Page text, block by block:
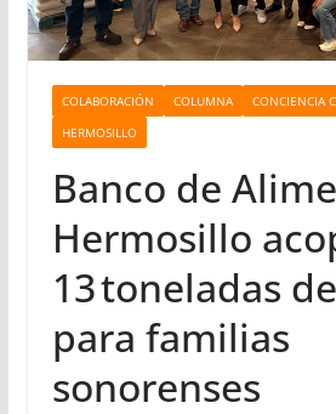
COLABORACIÓN COLUMNA
CONCIENCIA
HERMOSILLO
Banco de
Hermosillo
13 toneladas
para familias
sonorenses